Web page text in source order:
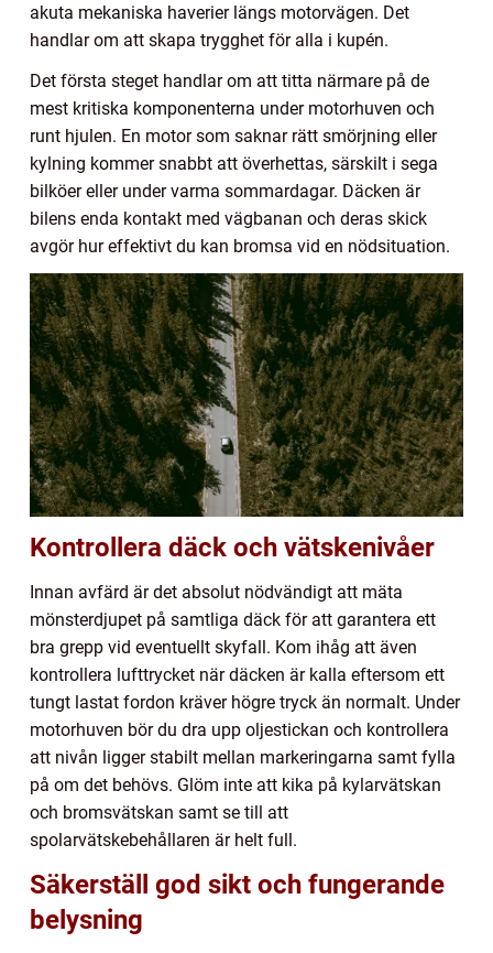
akuta mekaniska haverier längs motorvägen. Det
handlar om att skapa trygghet för alla i kupén.
Det första steget handlar om att titta närmare på de
mest kritiska komponenterna under motorhuven och
runt hjulen. En motor som saknar rätt smörjning eller
kylning kommer snabbt att överhettas, särskilt i sega
bilköer eller under varma sommardagar. Däcken är
bilens enda kontakt med vägbanan och deras skick
avgör hur effektivt du kan bromsa vid en nödsituation.
Kontrollera däck och vätskenivåer
Innan avfärd är det absolut nödvändigt att mäta
mönsterdjupet på samtliga däck för att garantera ett
bra grepp vid eventuellt skyfall. Kom ihåg att även
kontrollera lufttrycket när däcken är kalla eftersom ett
tungt lastat fordon kräver högre tryck än normalt. Under
motorhuven bör du dra upp oljestickan och kontrollera
att nivån ligger stabilt mellan markeringarna samt fylla
på om det behövs. Glöm inte att kika på kylarvätskan
och bromsvätskan samt se till att
spolarvätskebehållaren är helt full.
Säkerställ god sikt och fungerande
belysning